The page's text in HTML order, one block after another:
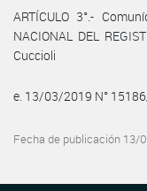
ARTÍCULO 3°.-
NACIONAL DEL
Cuccioli
e. 13/03/2019 N°
Fecha de publicación 13/